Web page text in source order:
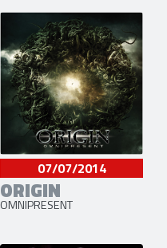
07/07/2014
ORIGIN
OMNIPRESENT